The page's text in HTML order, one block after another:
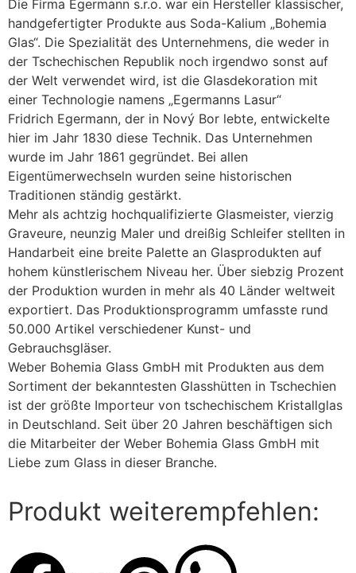
Die Firma Egermann s.r.o. war ein Hersteller klassischer,
handgefertigter Produkte aus Soda-Kalium „Bohemia
Glas“. Die Spezialität des Unternehmens, die weder in
der Tschechischen Republik noch irgendwo sonst auf
der Welt verwendet wird, ist die Glasdekoration mit
einer Technologie namens „Egermanns Lasur“
Fridrich Egermann, der in Nový Bor lebte, entwickelte
hier im Jahr 1830 diese Technik. Das Unternehmen
wurde im Jahr 1861 gegründet. Bei allen
Eigentümerwechseln wurden seine historischen
Traditionen ständig gestärkt.
Mehr als achtzig hochqualifizierte Glasmeister, vierzig
Graveure, neunzig Maler und dreißig Schleifer stellten in
Handarbeit eine breite Palette an Glasprodukten auf
hohem künstlerischem Niveau her. Über siebzig Prozent
der Produktion wurden in mehr als 40 Länder weltweit
exportiert. Das Produktionsprogramm umfasste rund
50.000 Artikel verschiedener Kunst- und
Gebrauchsgläser.
Weber Bohemia Glass GmbH mit Produkten aus dem
Sortiment der bekanntesten Glasshütten in Tschechien
ist der größte Importeur von tschechischem Kristallglas
in Deutschland. Seit über 20 Jahren beschäftigen sich
die Mitarbeiter der Weber Bohemia Glass GmbH mit
Liebe zum Glass in dieser Branche.
Produkt weiterempfehlen: